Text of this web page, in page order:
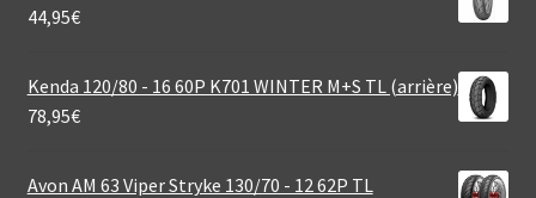
44,95€
Kenda 120/80 - 16 60P K701 WINTER M+S TL (arrière)
78,95€
Avon AM 63 Viper Stryke 130/70 - 12 62P TL